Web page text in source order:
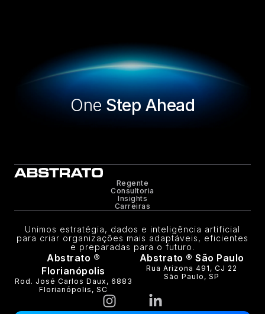
OneStep Ahead
Regente
Consultoria
Insights
Carreiras
Unimos estratégia, dados e inteligência artificial
para criar organizações mais adaptáveis, eficientes
e preparadas para o futuro.
Abstrato ®
Florianópolis
Rod. José Carlos Daux, 6883
Florianópolis, SC
Abstrato ® São Paulo
Rua Arizona 491, CJ 22
São Paulo, SP